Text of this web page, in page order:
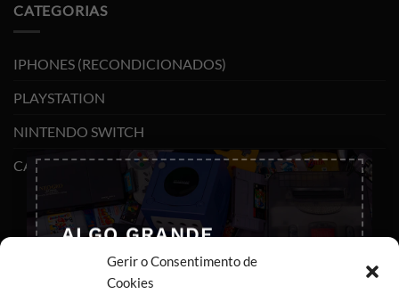
ALGO GRANDE
ESTÁ PARA
CHEGAR ;) !
×
Gerir o Consentimento de
Cookies
CATEGORIAS
IPHONES (RECONDICIONADOS)
PLAYSTATION
NINTENDO SWITCH
CABOS E ADAPTADORES TYPE-C